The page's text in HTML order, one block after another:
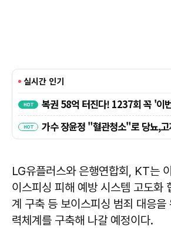
LG유플러스와 은행연합회, KT는
이스피싱 피해 예방 시스템 고도화
계 구축 등 보이스피싱 범죄 대응을
력체계를 구축해 나갈 예정이다.